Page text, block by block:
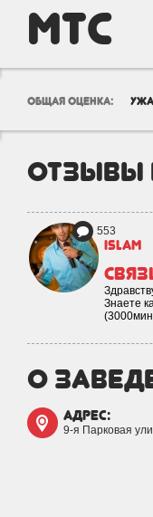
МТС
общая оценка:
отзывы
553
islam
Знаете
о
адрес:
9-я Парковая